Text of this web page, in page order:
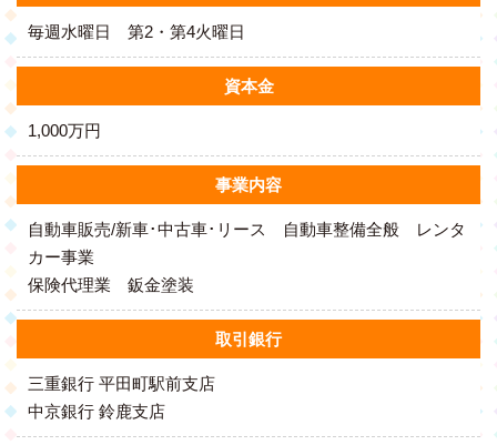
毎週水曜日 第2・第4火曜日
資本金
1,000万円
事業内容
自動車販売/新車･中古車･リース 自動車整備全般 レンタ
カー事業
保険代理業 鈑金塗装
取引銀行
三重銀行 平田町駅前支店
中京銀行 鈴鹿支店